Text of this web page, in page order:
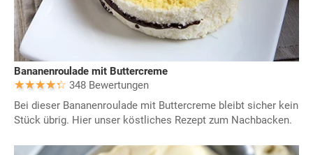
Bananenroulade mit Buttercreme
348 Bewertungen
Bei dieser Bananenroulade mit Buttercreme bleibt sicher kein
Stück übrig. Hier unser köstliches Rezept zum Nachbacken.